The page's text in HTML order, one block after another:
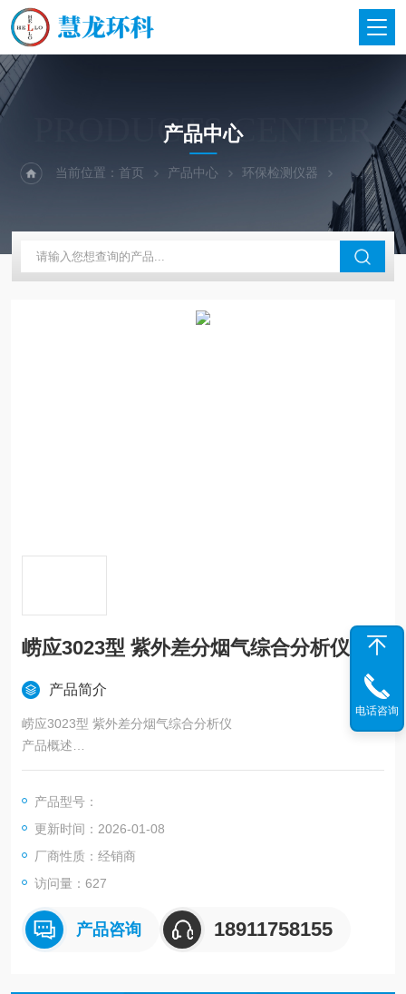
PRODUCTS CENTER
产品中心
当前位置：首页 产品中心 环保检测仪器 青岛崂应
崂应3023型 紫外差分烟气综合分析仪
产品简介
崂应3023型 紫外差分烟气综合分析仪
产品概述
本仪器是以紫外差分吸收光谱技术为原理的烟气分析仪，主要用
（红外）、O2（电化学）等烟气浓度的现场检测与分析，特别适
合各种锅炉、烟道、工业炉窑等固定污染源中烟气成分的现场分
析。
产品型号：
更新时间：2026-01-08
厂商性质：经销商
访问量：627
产品咨询 18911758155
电话咨询